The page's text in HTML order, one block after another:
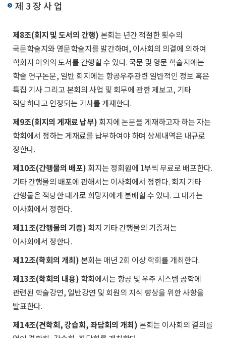
제 3 장 사 업
제8조(회지 및 도서의 간행) 본회는 년간 적절한 횟수의
국문학술지와 영문학술지를 발간하며, 이사회의 의결에 의하여
학회지 이외의 도서를 간행할 수 있다. 국문 및 영문 학술지에는
학술 연구논문, 일반 회지에는 항공우주관련 일반적인 정보 혹은
특집 기사 그리고 본회의 사업 및 회무에 관한 제보고, 기타
적당하다고 인정되는 기사를 게재한다.
제9조(회지의 게재료 납부) 회지에 논문을 게재하고자 하는 자는
학회에서 정하는 게재료를 납부하여야 하며 상세내역은 내규로
정한다.
제10조(간행물의 배포) 회지는 정회원에 1부씩 무료로 배포한다.
기타 간행물의 배포에 관해서는 이사회에서 정한다. 회지 기타
간행물은 적당한 대가로 희망자에게 분배할 수 있다. 그 대가는
이사회에서 정한다.
제11조(간행물의 기증) 회지 기타 간행물의 기증처는
이사회에서 정한다.
제12조(학회의 개최) 본회는 매년 2회 이상 학회를 개최한다.
제13조(학회의 내용) 학회에서는 항공 및 우주 시스템 공학에
관련된 학술강연, 일반강연 및 회원의 지식 향상을 위한 사항을
발표한다.
제14조(견학회, 강습회, 좌담회의 개최) 본회는 이사회의 결의를